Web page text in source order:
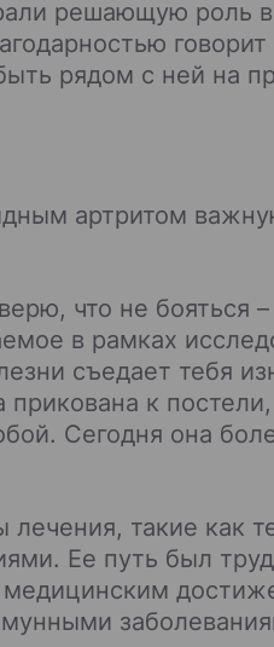
решающую роль
рядом с ней на
артритом
что не бояться
в рамках
съедает тебя
к
Сегодня она
такие как
Ее путь был